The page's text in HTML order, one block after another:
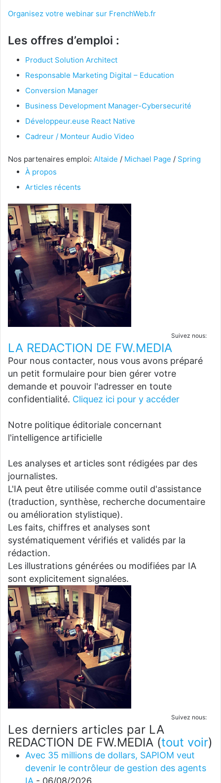
Organisez votre webinar sur FrenchWeb.fr
Les offres d’emploi :
Product Solution Architect
Responsable Marketing Digital – Education
Conversion Manager
Business Development Manager-Cybersecurité
Développeur.euse React Native
Cadreur / Monteur Audio Video
Nos partenaires emploi: Altaide / Michael Page / Spring
À propos
Articles récents
Suivez nous:
LA REDACTION DE FW.MEDIA
Pour nous contacter, nous vous avons préparé
un petit formulaire pour bien gérer votre
demande et pouvoir l'adresser en toute
confidentialité. Cliquez ici pour y accéder
Notre politique éditoriale concernant
l'intelligence artificielle
Les analyses et articles sont rédigées par des
journalistes.
L'IA peut être utilisée comme outil d'assistance
(traduction, synthèse, recherche documentaire
ou amélioration stylistique).
Les faits, chiffres et analyses sont
systématiquement vérifiés et validés par la
rédaction.
Les illustrations générées ou modifiées par IA
sont explicitement signalées.
Suivez nous:
Les derniers articles par LA
REDACTION DE FW.MEDIA (tout voir)
Avec 35 millions de dollars, SAPIOM veut
devenir le contrôleur de gestion des agents
IA - 06/08/2026